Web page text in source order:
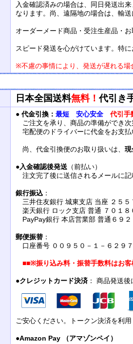
入金確認済みの場合は、同日発送出
なります。尚、遠隔地の場合は、輸
オーダーメード商品・受注生産品・
スピード発送を心がけています。特
※不慮の事情により、発送が遅れる場
日本全国送料無料！代引き
● 代金引換： 最短 安心安全
代引手
ご注文を承り、商品の準備ができ
宅配便のドライバーに代金をお支
尚、代金引換便のお取り扱いは、 現
●入金確認後発送 （前払い）
注文完了後に送信されるメールに
銀行振込 ：
三井住友銀行 城東支店 当座 ２５５
楽天銀行 ロック支店 普通 ７０１８
PayPay銀行 本店営業部 普通６９
郵便振替 ：
口座番号 ００９５０－１－６２９
■■※振り込み料・振替手数料はお
●クレジットカード決済 ： 商品発送
ご安心ください。トークン決済を利
●Amazon Pay （アマゾンペイ）